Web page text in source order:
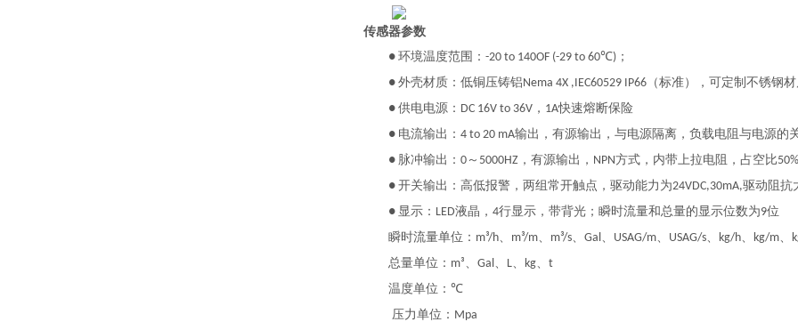
传感器参数
● 环境温度范围： -20 to 140OF (-29 to 60℃) ；
● 外壳材质：低铜压铸铝Nema 4X ,IEC60529 IP66 （标准），可定制不锈钢
● 供电电源： DC 16V to 36V ， 1A快速熔断保险
● 电流输出： 4 to 20 mA输出，有源输出，与电源隔离，负载电阻与电源的
● 脉冲输出： 0 ～ 5000HZ ，有源输出， NPN方式，内带上拉电阻，占空比50%
● 开关输出：高低报警，两组常开触点，驱动能力为24VDC,30mA,驱动阻抗
● 显示： LED液晶， 4行显示，带背光；瞬时流量和总量的显示位数为9位
瞬时流量单位： m³/h、 m³/m、 m³/s、 Gal、 USAG/m、 USAG/s、 kg/h、 kg/m、
总量单位： m³、 Gal、 L、 kg、 t
温度单位： ℃
压力单位： Mpa